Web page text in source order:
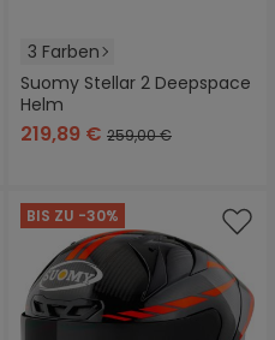
3 Farben
Suomy Stellar 2 Deepspace
Helm
219,89 € 259,00 €
BIS ZU -30%